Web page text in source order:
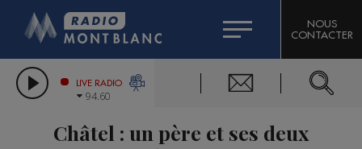
LES CHRONIQUES DE L'EXPERT
CITIZEN MACHINERY
GRAND MASSIF DOMAINES SKIABLES
BIGARD
COMPAGNIE DU MONT-BLANC
NOUS
CONTACTER
LIVE RADIO
94.60
Châtel : un père et ses deux